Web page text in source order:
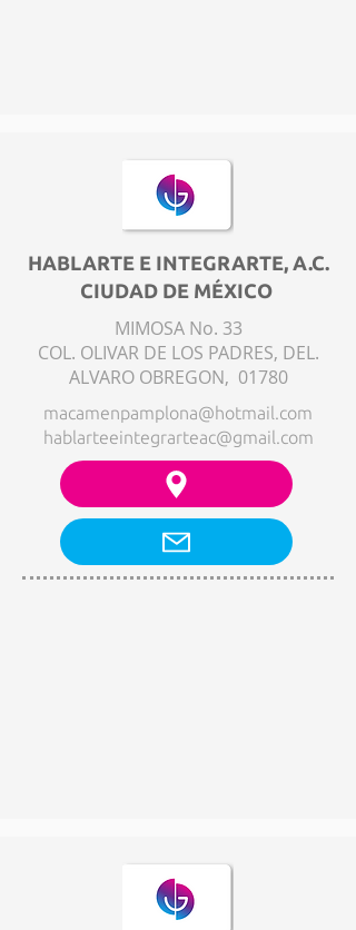
HABLARTE E INTEGRARTE, A.C.
CIUDAD DE MÉXICO
MIMOSA No. 33
COL. OLIVAR DE LOS PADRES, DEL.
ALVARO OBREGON, 01780
macamenpamplona@hotmail.com
hablarteeintegrarteac@gmail.com